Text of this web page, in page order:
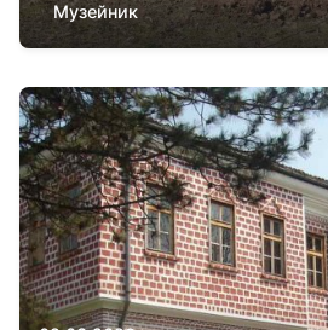
Музейник
Автор
Сторник